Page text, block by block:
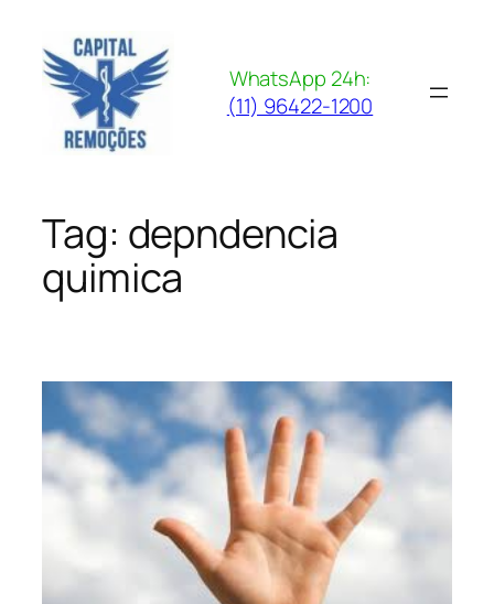
para
conteúdo
WhatsApp 24h:
(11) 96422-1200
Tag: depndencia
quimica